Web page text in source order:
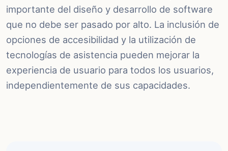
importante del diseño y desarrollo de software
que no debe ser pasado por alto. La inclusión de
opciones de accesibilidad y la utilización de
tecnologías de asistencia pueden mejorar la
experiencia de usuario para todos los usuarios,
independientemente de sus capacidades.